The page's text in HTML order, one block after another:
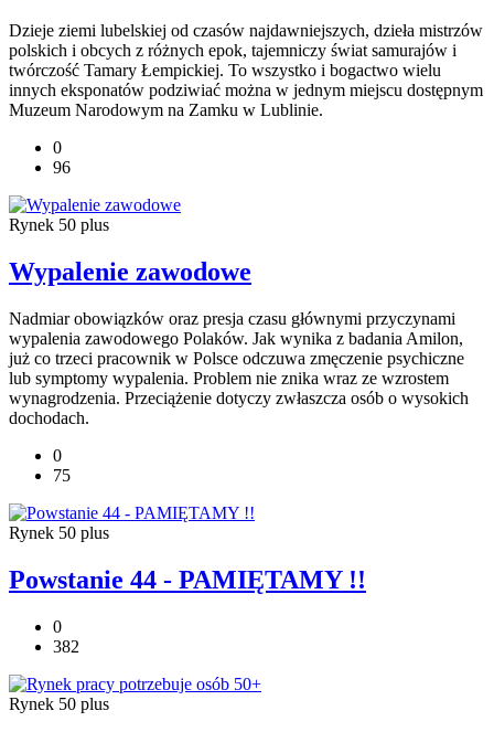
Dzieje ziemi lubelskiej od czasów najdawniejszych, dzieła mistrzów
polskich i obcych z różnych epok, tajemniczy świat samurajów i
twórczość Tamary Łempickiej. To wszystko i bogactwo wielu
innych eksponatów podziwiać można w jednym miejscu dostępnym
Muzeum Narodowym na Zamku w Lublinie.
0
96
Rynek 50 plus
Wypalenie zawodowe
Nadmiar obowiązków oraz presja czasu głównymi przyczynami
wypalenia zawodowego Polaków. Jak wynika z badania Amilon,
już co trzeci pracownik w Polsce odczuwa zmęczenie psychiczne
lub symptomy wypalenia. Problem nie znika wraz ze wzrostem
wynagrodzenia. Przeciążenie dotyczy zwłaszcza osób o wysokich
dochodach.
0
75
Rynek 50 plus
Powstanie 44 - PAMIĘTAMY !!
0
382
Rynek 50 plus